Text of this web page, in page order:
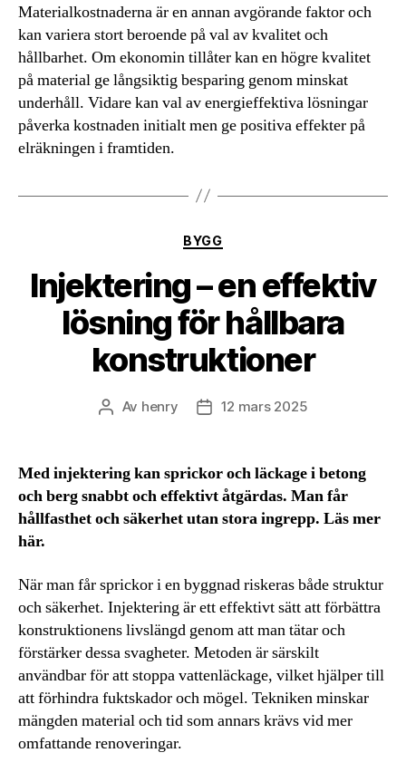
Materialkostnaderna är en annan avgörande faktor och
kan variera stort beroende på val av kvalitet och
hållbarhet. Om ekonomin tillåter kan en högre kvalitet
på material ge långsiktig besparing genom minskat
underhåll. Vidare kan val av energieffektiva lösningar
påverka kostnaden initialt men ge positiva effekter på
elräkningen i framtiden.
Kategorier
BYGG
Injektering – en effektiv
lösning för hållbara
konstruktioner
Inläggsförfattare
Av henry Inläggsdatum
12 mars 2025
Med injektering kan sprickor och läckage i betong
och berg snabbt och effektivt åtgärdas. Man får
hållfasthet och säkerhet utan stora ingrepp. Läs mer
här.
När man får sprickor i en byggnad riskeras både struktur
och säkerhet. Injektering är ett effektivt sätt att förbättra
konstruktionens livslängd genom att man tätar och
förstärker dessa svagheter. Metoden är särskilt
användbar för att stoppa vattenläckage, vilket hjälper till
att förhindra fuktskador och mögel. Tekniken minskar
mängden material och tid som annars krävs vid mer
omfattande renoveringar.